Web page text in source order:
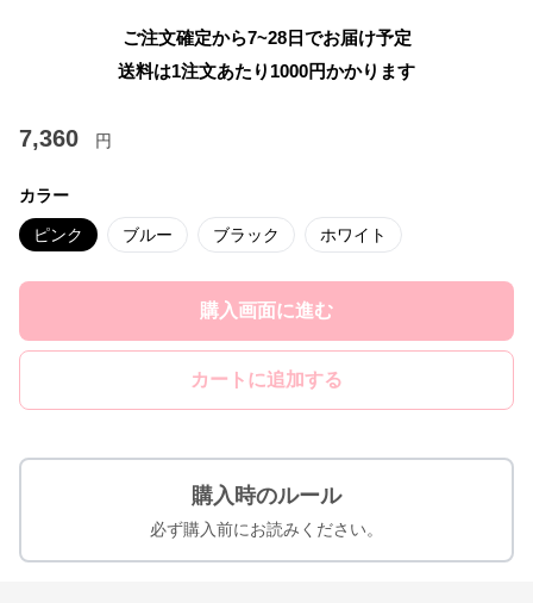
ご注文確定から7~28日でお届け予定
送料は1注文あたり 1000円かかります
7,360 円
カラー
ピンク ブルー ブラック ホワイト
購入画面に進む
カートに追加する
購入時のルール
必ず購入前にお読みください。